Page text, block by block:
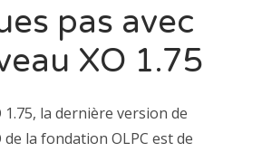
pas avec
XO 1.75
1.75, la dernière version de
de la fondation OLPC est de